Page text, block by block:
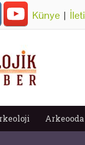
Künye |
Arkeooda